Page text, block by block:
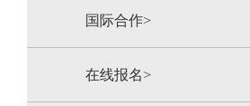
国际合作>
在线报名>